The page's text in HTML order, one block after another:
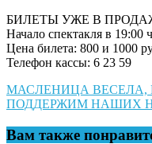
БИЛЕТЫ УЖЕ В
Начало спектакля в 19:00
Цена билета: 800 и 1000
Телефон кассы: 6 23 59
Навигация
по
записям
МАСЛЕНИЦА ВЕСЕЛА,
ПОДДЕРЖИМ НАШИХ
Вам также